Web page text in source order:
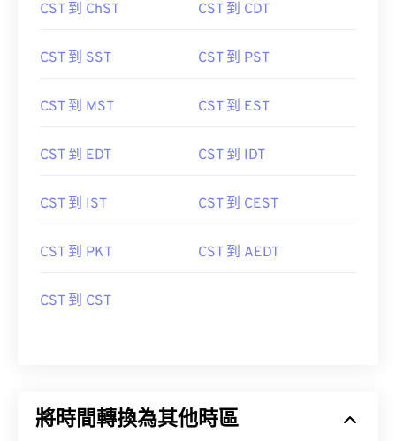
CST 到 ChST CST 到 CDT
CST 到 SST CST 到 PST
CST 到 MST CST 到 EST
CST 到 EDT CST 到 IDT
CST 到 IST CST 到 CEST
CST 到 PKT CST 到 AEDT
CST 到 CST
將時間轉換為其他時區